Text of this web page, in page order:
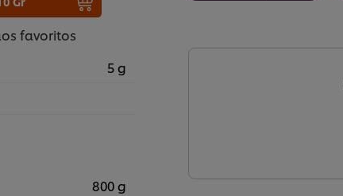
favoritos
5 g
800 g